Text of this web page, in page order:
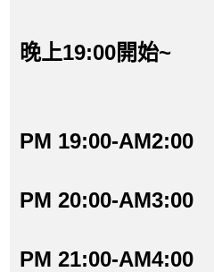
晚上19:00開始~
PM 19:00-AM2:00
PM 20:00-AM3:00
PM 21:00-AM4:00